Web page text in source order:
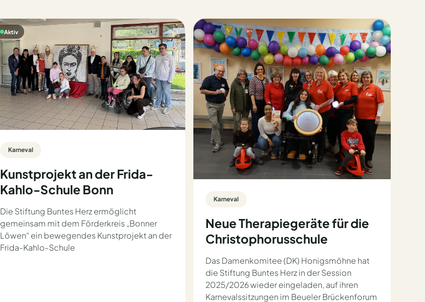
Aktiv
Karneval
Kunstprojekt an der Frida-
Kahlo-Schule Bonn
Die Stiftung Buntes Herz ermöglicht
gemeinsam mit dem Förderkreis „Bonner
Löwen“ ein bewegendes Kunstprojekt an der
Frida-Kahlo-Schule
Karneval
Neue Therapiegeräte für die
Christophorusschule
Das Damenkomitee (DK) Honigsmöhne hat
die Stiftung Buntes Herz in der Session
2025/2026 wieder eingeladen, auf ihren
Karnevalssitzungen im Beueler Brückenforum